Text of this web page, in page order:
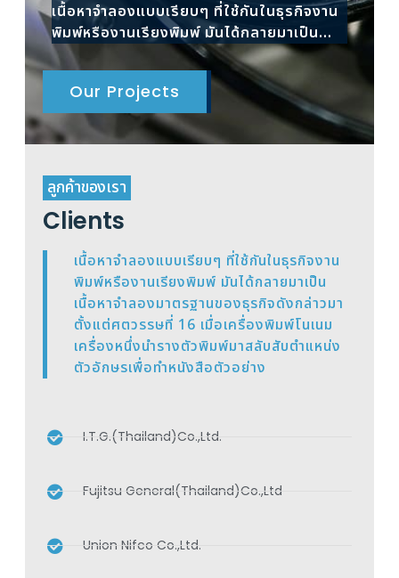
เนื้อหาจำลองแบบเรียบๆ ที่ใช้กันในธุรกิจงาน
พิมพ์หรืองานเรียงพิมพ์ มันได้กลายมาเป็น
เนื้อหาจำลองมาตรฐาน
เนื้อ
Our Projects
ลูกค้าของเรา
Clients
เนื้อหาจำลองแบบเรียบๆ ที่ใช้กันในธุรกิจงาน
พิมพ์หรืองานเรียงพิมพ์ มันได้กลายมาเป็น
เนื้อหาจำลองมาตรฐานของธุรกิจดังกล่าวมา
ตั้งแต่ศตวรรษที่ 16 เมื่อเครื่องพิมพ์โนเนม
เครื่องหนึ่งนำรางตัวพิมพ์มาสลับสับตำแหน่ง
ตัวอักษรเพื่อทำหนังสือตัวอย่าง
I.T.G.(Thailand)Co.,Ltd.
Fujitsu General(Thailand)Co.,Ltd
Union Nifco Co.,Ltd.